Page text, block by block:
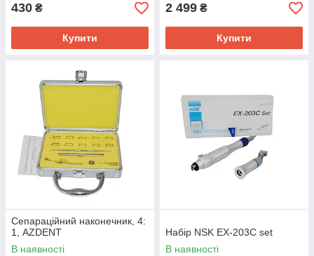
430 ₴
Купити
2 499 ₴
Купити
Сепараційний наконечник, 4:
1, AZDENT
В наявності
Набір NSK EX-203С set
В наявності